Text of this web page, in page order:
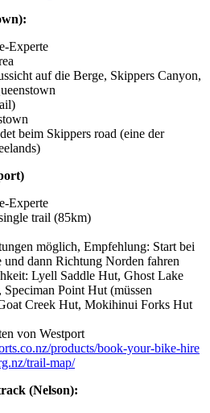
Experte
auf die Berge, Skippers Canyon,
beim Skippers road (eine der
Experte
trail (85km)
möglich, Empfehlung: Start bei
dann Richtung Norden fahren
Lyell Saddle Hut, Ghost Lake
Point Hut (müssen
Creek Hut, Mokihinui Forks Hut
von Westport
products/book-your-bike-hire
trail-map/
(Nelson):